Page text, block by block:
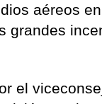
aéreos
grandes
el